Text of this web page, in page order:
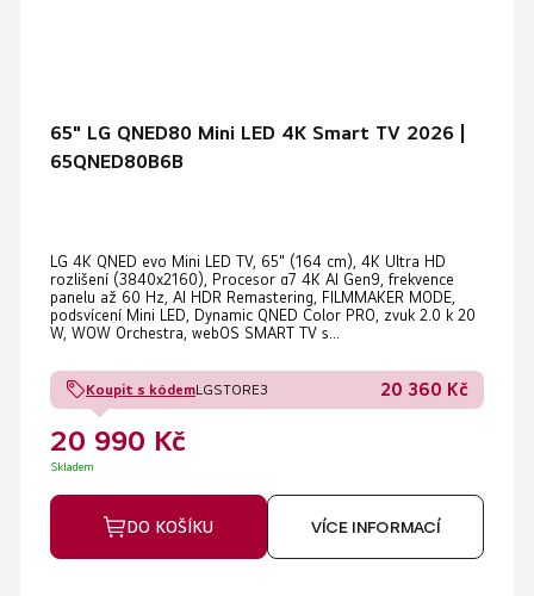
65" LG QNED80 Mini LED 4K Smart TV 2026 |
65QNED80B6B
LG 4K QNED evo Mini LED TV, 65" (164 cm), 4K Ultra HD
rozlišení (3840x2160), Procesor α7 4K AI Gen9, frekvence
panelu až 60 Hz, AI HDR Remastering, FILMMAKER MODE,
podsvícení Mini LED, Dynamic QNED Color PRO, zvuk 2.0 k 20
W, WOW Orchestra, webOS SMART TV s...
Koupit s kódemLGSTORE3 20 360 Kč
20 990 Kč
Skladem
DO KOŠÍKU VÍCE INFORMACÍ